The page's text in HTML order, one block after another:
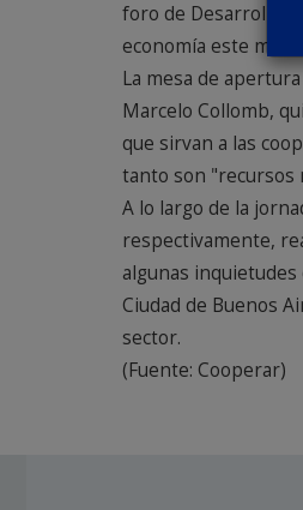
foro de Desarrollo
economía este
La mesa de
Marcelo Collomb,
que sirvan a las
tanto son "recursos
A lo largo de la
respectivamente,
algunas
Ciudad de Buenos
sector.
(Fuente: Cooperar)